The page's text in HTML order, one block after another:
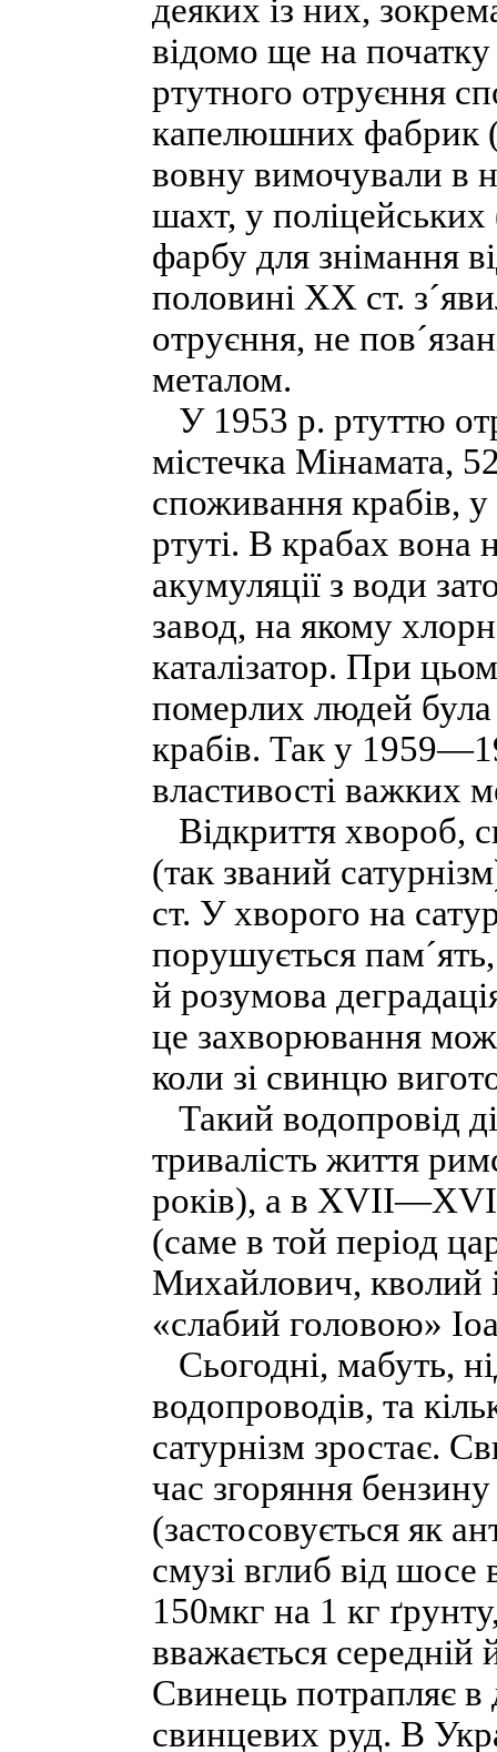
деяких із них,
відомо ще на
ртутного отруєння
капелюшних фабрик
вовну вимочували в
шахт, у
фарбу для знімання
половині XX ст.
отруєння, не
металом.
У 1953 р. ртуттю
містечка Мінамата,
споживання крабів,
ртуті. В крабах вона
акумуляції з води
завод, на якому
каталізатор. При
померлих людей була
крабів. Так у
властивості важких
Відкриття хвороб,
(так званий
ст. У хворого на
порушується
й розумова
це захворювання
коли зі свинцю
Такий водопровід
тривалість життя
років), а в
(саме в той період
Михайлович, кволий
«слабий головою»
Сьогодні, мабуть,
водопроводів, та
сатурнізм зростає.
час згоряння
(застосовується як
смузі вглиб від
150мкг на 1 кг
вважається середній
Свинець потрапляє в
свинцевих руд. В